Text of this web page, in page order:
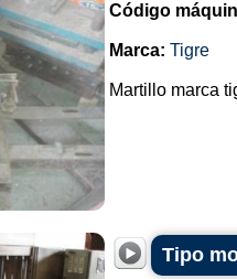
Código
Marca: Tigre
Martillo marca
Tipo